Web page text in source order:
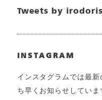
Tweets by
INSTAGRAM
インスタグラムでは最
ち早くお知らせしてい